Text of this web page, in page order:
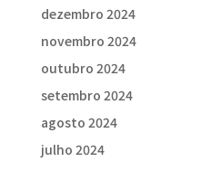
dezembro 2024
novembro 2024
outubro 2024
setembro 2024
agosto 2024
julho 2024